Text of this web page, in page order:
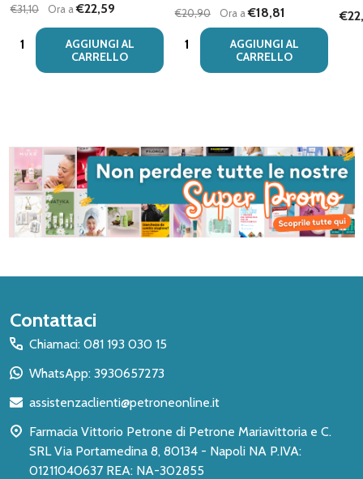
€31,10 Ora a€22,59
Quantità:
AGGIUNGI AL
CARRELLO
€20,90
Ora a€18,81
Quantità:
AGGIUNGI AL
CARRELLO
Inizio
del
piè
pagina
Contattaci
Chiamaci: 081 193 030 15
WhatsApp: 3930657273
assistenzaclienti@petroneonline.it
Farmacia Vittorio Petrone di Petrone Mariavittoria e C.
SRL Via Portamedina 8, 80134 - Napoli NA P.IVA:
01211040637 REA: NA-302855